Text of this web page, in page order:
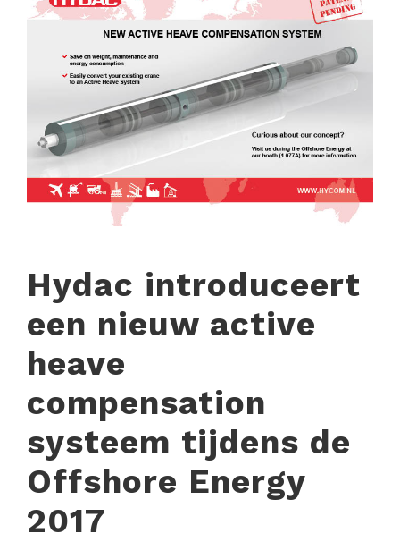
Hydac introduceert
een nieuw active
heave
compensation
systeem tijdens de
Offshore Energy
2017